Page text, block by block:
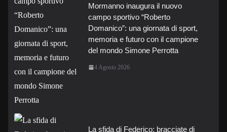
Mormanno inaugura il nuovo
campo sportivo “Roberto
Domanico”: una giornata di sport,
memoria e futuro con il campione
del mondo Simone Perrotta
4 Agosto 2026
La sfida di Federico: bracciate di